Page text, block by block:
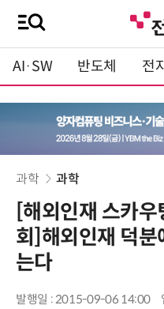
AI·SW 반도체 전
과학 과학
[해외인재 스카우
회]해외인재 덕분
는다
발행일 : 2015-09-06 14:00